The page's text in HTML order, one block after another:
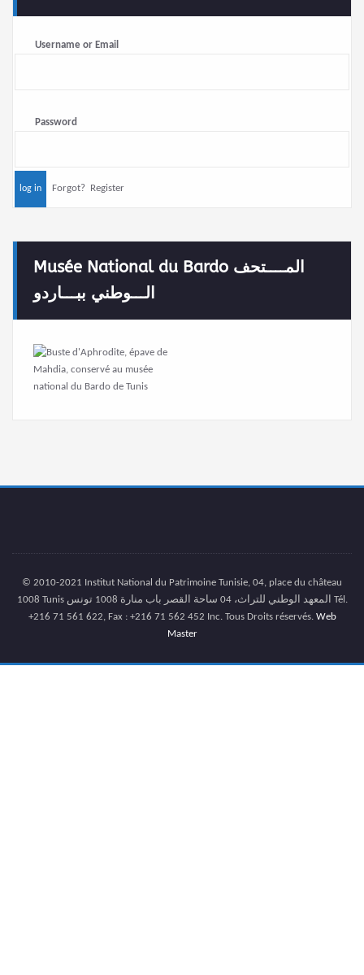
Username or Email
Password
Forgot? Register
Musée National du Bardo المــــتحف
الـــوطني ببـــاردو
© 2010-2021 Institut National du Patrimoine Tunisie, 04, place du château
1008 Tunis المعهد الوطني للتراث، 04 ساحة القصر باب منارة 1008 تونس Tél.
+216 71 561 622, Fax : +216 71 562 452 Inc. Tous Droits réservés. Web
Master